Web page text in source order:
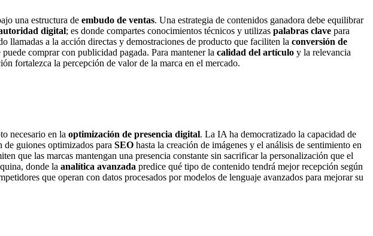
una estructura de embudo de ventas. Una estrategia de contenidos ganadora debe equilibrar
digital; es donde compartes conocimientos técnicos y utilizas palabras clave para
llamadas a la acción directas y demostraciones de producto que faciliten la conversión de
puede comprar con publicidad pagada. Para mantener la calidad del artículo y la relevancia
fortalezca la percepción de valor de la marca en el mercado.
necesario en la optimización de presencia digital. La IA ha democratizado la capacidad de
de guiones optimizados para SEO hasta la creación de imágenes y el análisis de sentimiento en
que las marcas mantengan una presencia constante sin sacrificar la personalización que el
donde la analítica avanzada predice qué tipo de contenido tendrá mejor recepción según
que operan con datos procesados por modelos de lenguaje avanzados para mejorar su